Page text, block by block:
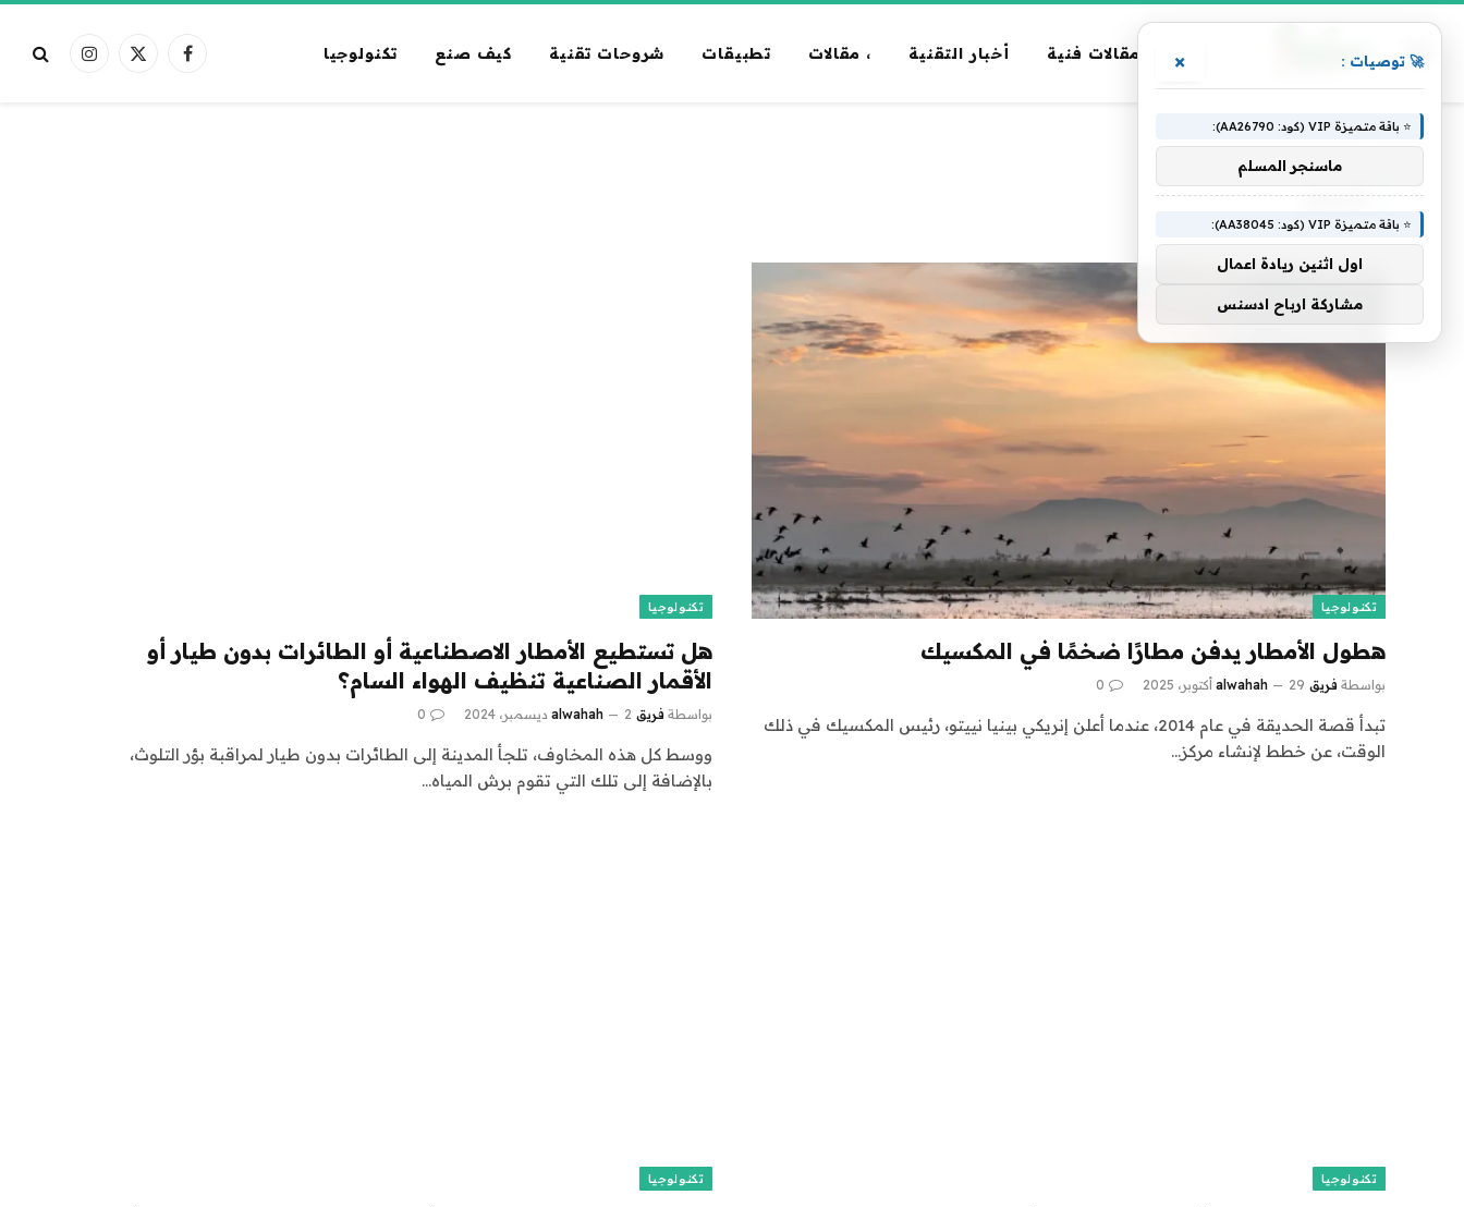
مقالات فنية أخبار التقنية ، مقالات تطبيقات شروحات تقنية كيف صنع تكنولوجيا فيسبوكX
الانستغرام
الرئيسية » الأمطار
الأمطار
تكنولوجيا
هطول الأمطار يدفن مطارًا ضخمًا في المكسيك
بواسطة فريق alwahah 29 أكتوبر، 2025 0
تبدأ قصة الحديقة في عام 2014، عندما أعلن إنريكي بينيا نييتو، رئيس المكسيك في ذلك
الوقت، عن خطط لإنشاء مركز…
تكنولوجيا
هل تستطيع الأمطار الاصطناعية أو الطائرات بدون طيار أو
الأقمار الصناعية تنظيف الهواء السام؟
بواسطة فريق alwahah 2 ديسمبر، 2024 0
ووسط كل هذه المخاوف، تلجأ المدينة إلى الطائرات بدون طيار لمراقبة بؤر التلوث،
بالإضافة إلى تلك التي تقوم برش المياه…
تكنولوجيا تكنولوجيا
🚀 توصيات : ×
⭐ باقة متميزة VIP (كود: AA26790):
ماسنجر المسلم
⭐ باقة متميزة VIP (كود: AA38045):
اول اثنين ريادة اعمال
مشاركة ارباح ادسنس